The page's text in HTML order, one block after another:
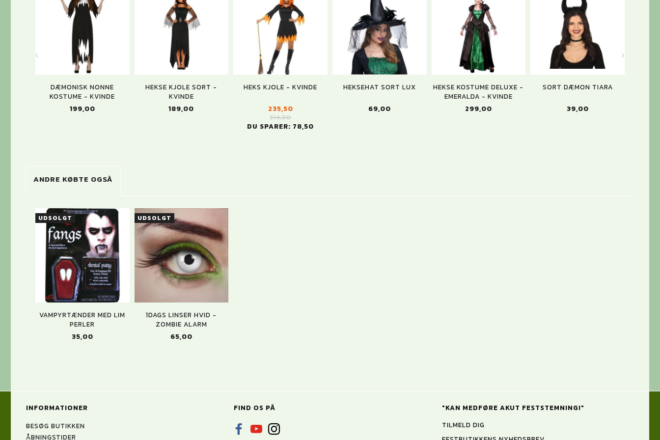
DÆMONISK NONNE
KOSTUME - KVINDE
199,00
HEKSE KJOLE SORT -
KVINDE
189,00
HEKS KJOLE - KVINDE
235,50
314,00
DU SPARER: 78,50
HEKSEHAT SORT LUX
69,00
HEKSE KOSTUME DELUXE -
EMERALDA - KVINDE
299,00
SORT DÆMON TIARA
39,00
ANDRE KØBTE OGSÅ
UDSOLGT
VAMPYRTÆNDER MED LIM
PERLER
35,00
UDSOLGT
1DAGS LINSER HVID -
ZOMBIE ALARM
65,00
INFORMATIONER
BESØG BUTIKKEN
ÅBNINGSTIDER
FIND OS PÅ
"KAN MEDFØRE AKUT FESTSTEMNING!"
TILMELD DIG